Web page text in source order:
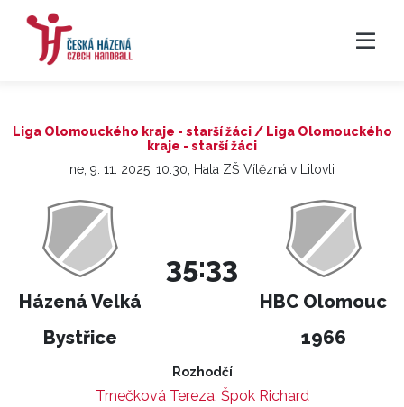
Liga Olomouckého kraje - starší žáci / Liga Olomouckého
kraje - starší žáci
ne, 9. 11. 2025, 10:30, Hala ZŠ Vítězná v Litovli
Házená Velká
Bystřice
35:33
HBC Olomouc
1966
Rozhodčí
Trnečková Tereza, Špok Richard